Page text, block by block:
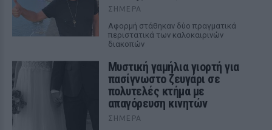
ΣΉΜΕΡΑ
Αφορμή στάθηκαν δύο πραγματικά
περιστατικά των καλοκαιρινών
διακοπών
Μυστική γαμήλια γιορτή για
πασίγνωστο ζευγάρι σε
πολυτελές κτήμα με
απαγόρευση κινητών
ΣΉΜΕΡΑ